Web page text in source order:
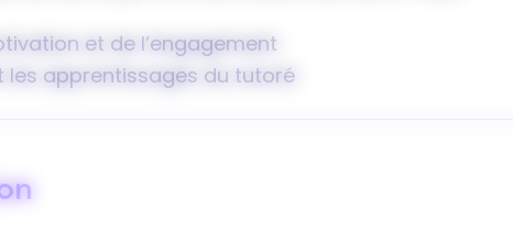
et de l’engagement
les apprentissages du tutoré